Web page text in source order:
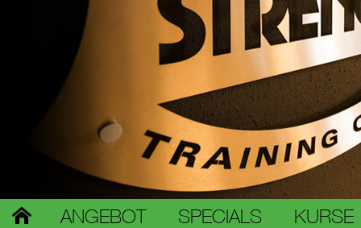
ANGEBOT SPECIALS KURSE